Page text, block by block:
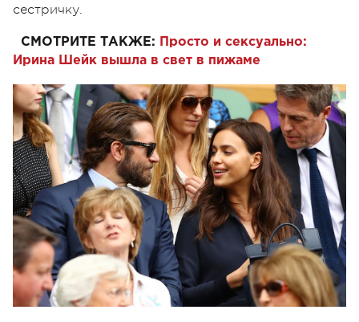
сестричку.
СМОТРИТЕ ТАКЖЕ:
Просто и сексуально:
Ирина Шейк вышла в свет в пижаме